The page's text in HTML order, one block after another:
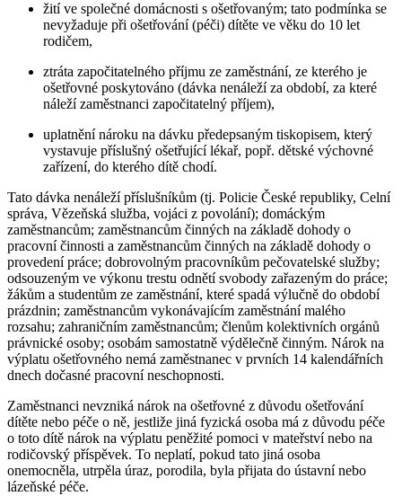
žití ve společné domácnosti s ošetřovaným; tato podmínka se
nevyžaduje při ošetřování (péči) dítěte ve věku do 10 let
rodičem,
ztráta započitatelného příjmu ze zaměstnání, ze kterého je
ošetřovné poskytováno (dávka nenáleží za období, za které
náleží zaměstnanci započitatelný příjem),
uplatnění nároku na dávku předepsaným tiskopisem, který
vystavuje příslušný ošetřující lékař, popř. dětské výchovné
zařízení, do kterého dítě chodí.
Tato dávka nenáleží příslušníkům (tj. Policie České republiky, Celní
správa, Vězeňská služba, vojáci z povolání); domáckým
zaměstnancům; zaměstnancům činných na základě dohody o
pracovní činnosti a zaměstnancům činných na základě dohody o
provedení práce; dobrovolným pracovníkům pečovatelské služby;
odsouzeným ve výkonu trestu odnětí svobody zařazeným do práce;
žákům a studentům ze zaměstnání, které spadá výlučně do období
prázdnin; zaměstnancům vykonávajícím zaměstnání malého
rozsahu; zahraničním zaměstnancům; členům kolektivních orgánů
právnické osoby; osobám samostatně výdělečně činným. Nárok na
výplatu ošetřovného nemá zaměstnanec v prvních 14 kalendářních
dnech dočasné pracovní neschopnosti.
Zaměstnanci nevzniká nárok na ošetřovné z důvodu ošetřování
dítěte nebo péče o ně, jestliže jiná fyzická osoba má z důvodu péče
o toto dítě nárok na výplatu peněžité pomoci v mateřství nebo na
rodičovský příspěvek. To neplatí, pokud tato jiná osoba
onemocněla, utrpěla úraz, porodila, byla přijata do ústavní nebo
lázeňské péče.